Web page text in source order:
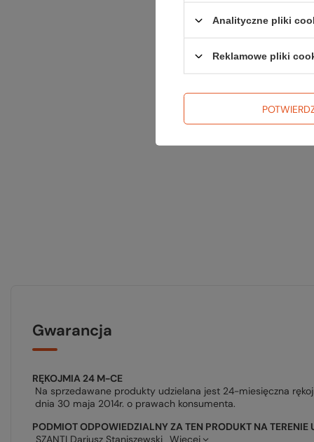
Gwarancja
RĘKOJMIA 24 M-CE
Na sprzedawane produkty udzielana jest 24-miesięczna
dnia 30 maja 2014r. o prawach konsumenta.
PODMIOT ODPOWIEDZIALNY ZA TEN PRODUKT NA TERENIE
SZANTI Dariusz Staniszewski Więcej
Analityczne pliki
Reklamowe pliki